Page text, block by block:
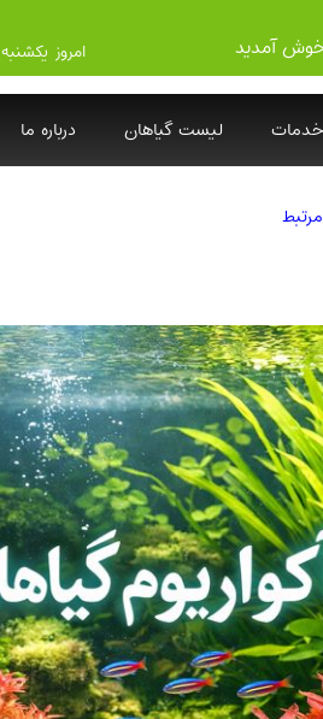
خوش آمدید امروز یکشنبه ۱۴۰۵/۵/۱۸
خدمات لیست گیاهان درباره ما